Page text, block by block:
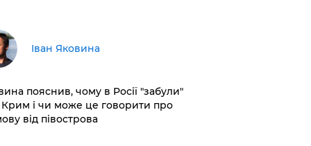
Іван Яковина
пояснив, чому в Росії "забули"
і чи може це говорити про
від півострова